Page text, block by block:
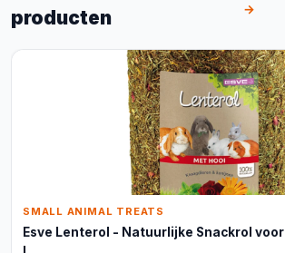
producten
→
SMALL ANIMAL TREATS
Esve Lenterol - Natuurlijke Snackrol